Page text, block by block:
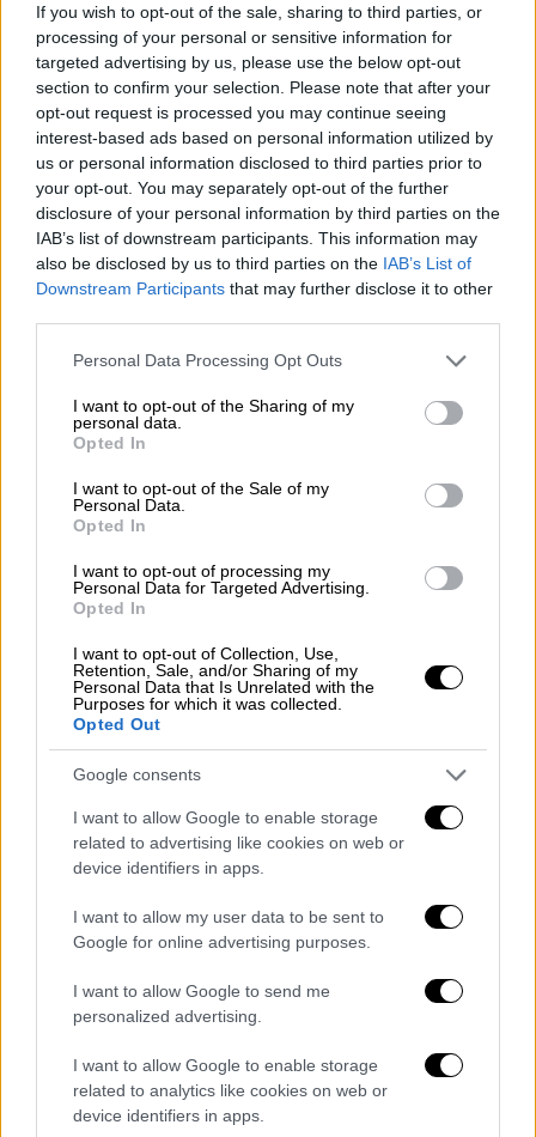
If you wish to opt-out of the sale, sharing to third parties, or
processing of your personal or sensitive information for
targeted advertising by us, please use the below opt-out
section to confirm your selection. Please note that after your
opt-out request is processed you may continue seeing
interest-based ads based on personal information utilized by
us or personal information disclosed to third parties prior to
your opt-out. You may separately opt-out of the further
disclosure of your personal information by third parties on the
IAB’s list of downstream participants. This information may
also be disclosed by us to third parties on the IAB’s List of
Downstream Participants that may further disclose it to other
Please note that this website/app uses one or more Google
not limited to your visit or usage behaviour. You may click to
grant or deny consent to Google and its third-party tags to
use your data for below specified purposes in below Google
consent section.
Personal Data Processing Opt Outs
I want to opt-out of the Sharing of my
personal data.
Opted In
I want to opt-out of the Sale of my
Personal Data.
Opted In
I want to opt-out of processing my
Personal Data for Targeted Advertising.
Opted In
I want to opt-out of Collection, Use,
Retention, Sale, and/or Sharing of my
Personal Data that Is Unrelated with the
Purposes for which it was collected.
Opted Out
Google consents
I want to allow Google to enable storage
related to advertising like cookies on web or
device identifiers in apps.
I want to allow my user data to be sent to
Google for online advertising purposes.
I want to allow Google to send me
personalized advertising.
I want to allow Google to enable storage
related to analytics like cookies on web or
device identifiers in apps.
Πρωτομαγιάςκατά τη διάρκεια της
προπόνησης τηςΠόρτο. ΟΙσπανός
γκολκίπερεισήχθη εσπευσμένα στο
νοσοκομείο μεοξύ έμφραγμα του
μυοκαρδίου. Αργά το βράδυ της ίδιας
ημέρας, κι αφού διέφυγε τον κίνδυνο, ο
37χρονοςτερματοφύλακας έστειλε το
μήνυμά του θέλοντας να ευχαριστήσει για
τις ευχές και την αγάπη που έλαβε τις
προηγούμενες δύσκολες ώρες.
Ο άσος της Πόρτο πόσταρε μια φωτογραφία
κρεβάτι του αλλά και χαμογελαστός.«Ολα
υπό έλεγχο, τρομάξαμε πολύ αλλά δεν έχασα
τις δυνάμεις μου. Σας ευχαριστώ πολύ
όλους για τα μηνύματα και την αγάπη» ήταν
το μήνυμα με το οποίο συνόδευσε την
φωτογραφία του.
Στον «Αγιο Ικερ» απάντησαν άμεσα πολλοί
αστέρες της μπάλας όπως ο Ντέιβιντ
Μπέκαμ, ο Κακά, ο Ντιέγκο Κόστα αλλά και ο
άσος του ΠΑΟΚ Σέρτζιο Ολιβέιρα, οι οποίοι
του έστειλαν τις πιο θερμές ευχές τους.